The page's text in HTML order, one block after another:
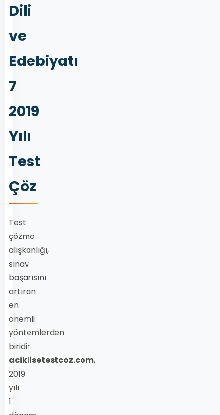
Dili
ve
Edebiyatı
7
2019
Yılı
Test
Çöz
Test
çözme
alışkanlığı,
sınav
başarısını
artıran
en
önemli
yöntemlerden
biridir.
aciklisetestcoz.com,
2019
yılı
1.